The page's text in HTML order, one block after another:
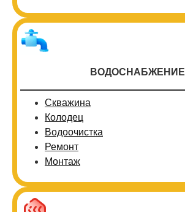
ВОДОСНАБЖЕНИЕ
Скважина
Колодец
Водоочистка
Ремонт
Монтаж